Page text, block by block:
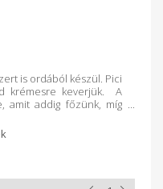
is ordából készül. Pici
krémesre keverjük. A
amit addig főzünk, míg
és ásványi anyag